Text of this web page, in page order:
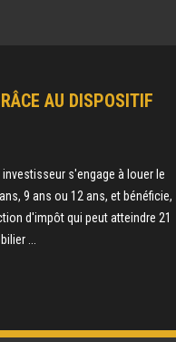
AU DISPOSITIF
s'engage à louer le
9 ans ou 12 ans, et bénéficie,
d'impôt qui peut atteindre 21
...